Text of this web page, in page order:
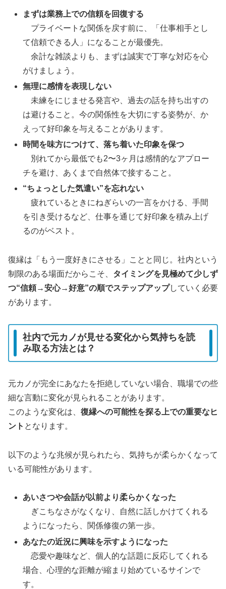
まずは業務上での信頼を回復する
プライベートな関係を戻す前に、「仕事相手とし
て信頼できる人」になることが最優先。
余計な雑談よりも、まずは誠実で丁寧な対応を心
がけましょう。
無理に感情を表現しない
未練をにじませる発言や、過去の話を持ち出すの
は避けること。今の関係性を大切にする姿勢が、か
えって好印象を与えることがあります。
時間を味方につけて、落ち着いた印象を保つ
別れてから最低でも2〜3ヶ月は感情的なアプロー
チを避け、あくまで自然体で接すること。
“ちょっとした気遣い”を忘れない
疲れているときにねぎらいの一言をかける、手間
を引き受けるなど、仕事を通じて好印象を積み上げ
るのがベスト。
復縁は「もう一度好きにさせる」ことと同じ。社内という
制限のある場面だからこそ、 タイミングを見極めて少しず
つ“信頼→安心→好意”の順でステップアップしていく必要
があります。
社内で元カノが見せる変化から気持ちを読
み取る方法とは？
元カノが完全にあなたを拒絶していない場合、職場での些
細な言動に変化が見られることがあります。
このような変化は、 復縁への可能性を探る上での重要なヒ
ント となります。
以下のような兆候が見られたら、気持ちが柔らかくなって
いる可能性があります。
あいさつや会話が以前より柔らかくなった
ぎこちなさがなくなり、自然に話しかけてくれる
ようになったら、関係修復の第一歩。
あなたの近況に興味を示すようになった
恋愛や趣味など、個人的な話題に反応してくれる
場合、心理的な距離が縮まり始めているサインで
す。